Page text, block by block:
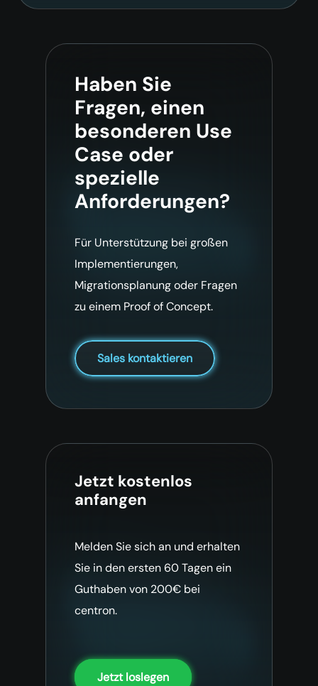
Haben Sie
Fragen, einen
besonderen Use
Case oder
spezielle
Anforderungen?
Für Unterstützung bei großen
Implementierungen,
Migrationsplanung oder Fragen
zu einem Proof of Concept.
Sales kontaktieren
Jetzt kostenlos
anfangen
Melden Sie sich an und erhalten
Sie in den ersten 60 Tagen ein
Guthaben von 200€ bei
centron.
Jetzt loslegen